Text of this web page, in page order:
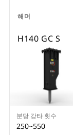
해머
H140 GC S
분당 강타 횟수
250~550